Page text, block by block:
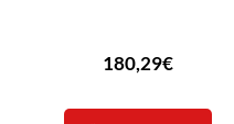
180,29€